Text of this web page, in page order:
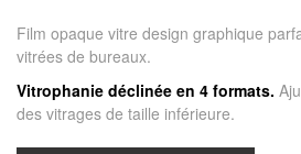
Film opaque vitre design graphique
vitrées de bureaux.
Vitrophanie déclinée en 4 formats.
des vitrages de taille inférieure.